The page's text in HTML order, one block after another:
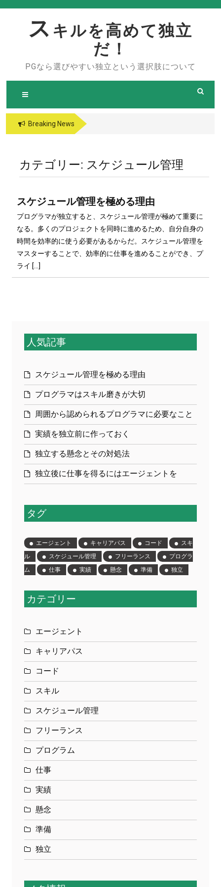
ス キルを高めて独立
だ！
PGなら選びやすい独立という選択肢について
Breaking News
カテゴリー: スケジュール管理
スケジュール管理を極める理由
プログラマが独立すると、スケジュール管理が極めて重要に
なる。多くのプロジェクトを同時に進めるため、自分自身の
時間を効率的に使う必要があるからだ。スケジュール管理を
マスターすることで、効率的に仕事を進めることができ、プ
ライ […]
人気記事
スケジュール管理を極める理由
プログラマはスキル磨きが大切
周囲から認められるプログラマに必要なこと
実績を独立前に作っておく
独立する懸念とその対処法
独立後に仕事を得るにはエージェントを
タグ
エージェント キャリアパス コード
スキ
ル
スケジュール管理 フリーランス
プログラ
ム
仕事 実績 懸念 準備 独立
カテゴリー
エージェント
キャリアパス
コード
スキル
スケジュール管理
フリーランス
プログラム
仕事
実績
懸念
準備
独立